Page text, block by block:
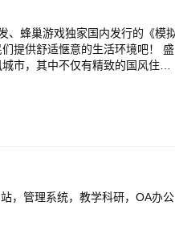
供舒适惬意的生活环境吧！ 盛
市，其中不仅有精致的国风住
。除此之外，您还可以利用游戏
在这座城市里，文化融合之美将
途径获取建设城市的道具资源！
疑解惑吧。
，管理系统，教学科研，OA办公